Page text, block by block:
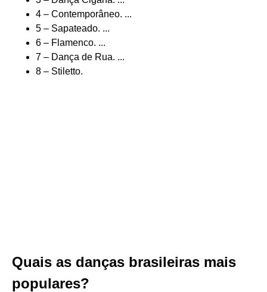
4 – Contemporâneo. ...
5 – Sapateado. ...
6 – Flamenco. ...
7 – Dança de Rua. ...
8 – Stiletto.
Quais as danças brasileiras mais
populares?